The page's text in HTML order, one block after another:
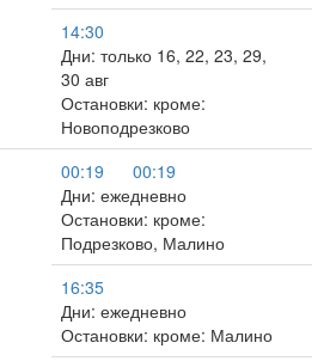
14:30
Дни: только 16, 22, 23, 29,
30 авг
Остановки: кроме:
Новоподрезково
00:19
00:19
Дни: ежедневно
Остановки: кроме:
Подрезково, Малино
16:35
Дни: ежедневно
Остановки: кроме: Малино